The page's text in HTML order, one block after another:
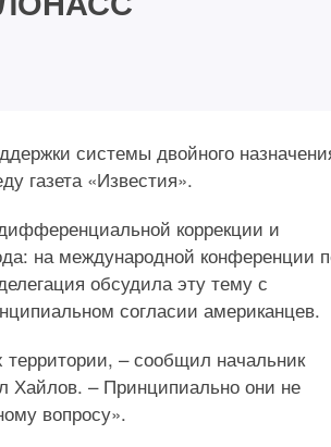
системы двойного
газета «Известия».
коррекции и
на международной конференции
обсудила эту тему с
согласии американцев.
– сообщил начальник
Хайлов. – Принципиально они не
вопросу».